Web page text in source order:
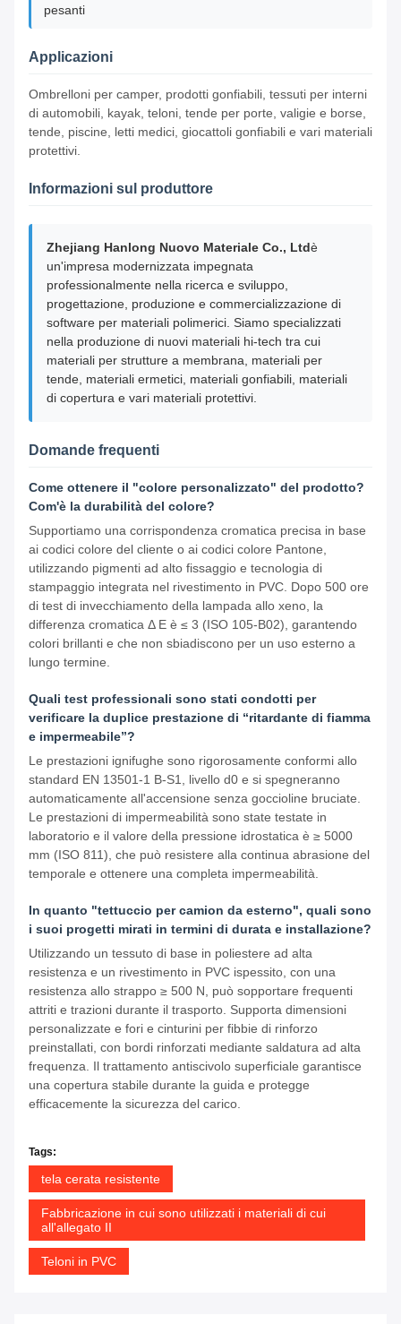
pesanti
Applicazioni
Ombrelloni per camper, prodotti gonfiabili, tessuti per interni
di automobili, kayak, teloni, tende per porte, valigie e borse,
tende, piscine, letti medici, giocattoli gonfiabili e vari materiali
protettivi.
Informazioni sul produttore
Zhejiang Hanlong Nuovo Materiale Co., Ltdè
un'impresa modernizzata impegnata
professionalmente nella ricerca e sviluppo,
progettazione, produzione e commercializzazione di
software per materiali polimerici. Siamo specializzati
nella produzione di nuovi materiali hi-tech tra cui
materiali per strutture a membrana, materiali per
tende, materiali ermetici, materiali gonfiabili, materiali
di copertura e vari materiali protettivi.
Domande frequenti
Come ottenere il "colore personalizzato" del prodotto?
Com'è la durabilità del colore?
Supportiamo una corrispondenza cromatica precisa in base
ai codici colore del cliente o ai codici colore Pantone,
utilizzando pigmenti ad alto fissaggio e tecnologia di
stampaggio integrata nel rivestimento in PVC. Dopo 500 ore
di test di invecchiamento della lampada allo xeno, la
differenza cromatica Δ E è ≤ 3 (ISO 105-B02), garantendo
colori brillanti e che non sbiadiscono per un uso esterno a
lungo termine.
Quali test professionali sono stati condotti per
verificare la duplice prestazione di “ritardante di fiamma
e impermeabile”?
Le prestazioni ignifughe sono rigorosamente conformi allo
standard EN 13501-1 B-S1, livello d0 e si spegneranno
automaticamente all'accensione senza goccioline bruciate.
Le prestazioni di impermeabilità sono state testate in
laboratorio e il valore della pressione idrostatica è ≥ 5000
mm (ISO 811), che può resistere alla continua abrasione del
temporale e ottenere una completa impermeabilità.
In quanto "tettuccio per camion da esterno", quali sono
i suoi progetti mirati in termini di durata e installazione?
Utilizzando un tessuto di base in poliestere ad alta
resistenza e un rivestimento in PVC ispessito, con una
resistenza allo strappo ≥ 500 N, può sopportare frequenti
attriti e trazioni durante il trasporto. Supporta dimensioni
personalizzate e fori e cinturini per fibbie di rinforzo
preinstallati, con bordi rinforzati mediante saldatura ad alta
frequenza. Il trattamento antiscivolo superficiale garantisce
una copertura stabile durante la guida e protegge
efficacemente la sicurezza del carico.
Tags:
tela cerata resistente
Fabbricazione in cui sono utilizzati i materiali di cui
all'allegato II
Teloni in PVC